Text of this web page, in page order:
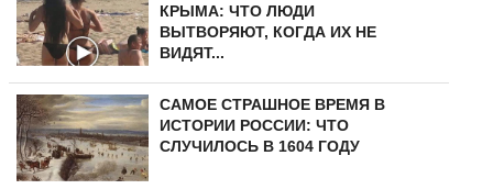
КРЫМА: ЧТО ЛЮДИ
ВЫТВОРЯЮТ, КОГДА ИХ НЕ
ВИДЯТ...
САМОЕ СТРАШНОЕ ВРЕМЯ В
ИСТОРИИ РОССИИ: ЧТО
СЛУЧИЛОСЬ В 1604 ГОДУ